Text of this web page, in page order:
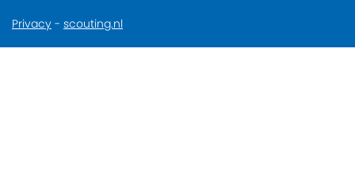
Privacy - scouting.nl